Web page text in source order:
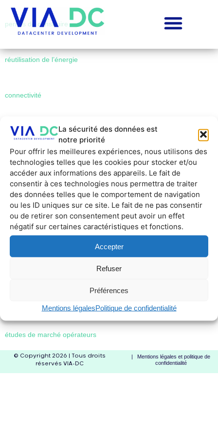
La sécurité des données est
notre priorité
Pour offrir les meilleures expériences, nous utilisons des
technologies telles que les cookies pour stocker et/ou
accéder aux informations des appareils. Le fait de
consentir à ces technologies nous permettra de traiter
des données telles que le comportement de navigation
ou les ID uniques sur ce site. Le fait de ne pas consentir
ou de retirer son consentement peut avoir un effet
négatif sur certaines caractéristiques et fonctions.
Accepter
Refuser
Préférences
Mentions légalesPolitique de confidentialité
permis de construire
réutilisation de l’énergie
connectivité
capacity planning et test-fit opérateurs
source d’énergie verte
alimentation électrique opérateurs
études de marché opérateurs
© Copyright 2026 | Tous droits
réservés VIA-DC
| Mentions légales et politique de
confidentialité